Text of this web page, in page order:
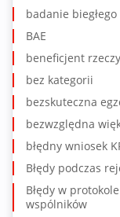
badanie
BAE
beneficjent
bez kategorii
bezskuteczna
bezwzględna
błędny wniosek
Błędy podczas
Błędy w
wspólników